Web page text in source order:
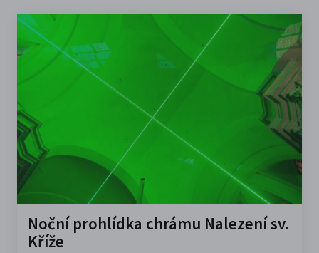
Noční prohlídka chrámu Nalezení sv.
Kříže